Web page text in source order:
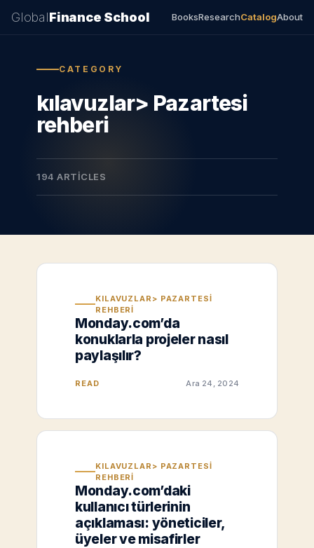
GlobalFinance School BooksResearchCatalogAbout
CATEGORY
kılavuzlar> Pazartesi
rehberi
194 ARTICLES
KILAVUZLAR> PAZARTESI
REHBERI
Monday.com’da
konuklarla projeler nasıl
paylaşılır?
READ Ara 24, 2024
KILAVUZLAR> PAZARTESI
REHBERI
Monday.com’daki
kullanıcı türlerinin
açıklaması: yöneticiler,
üyeler ve misafirler